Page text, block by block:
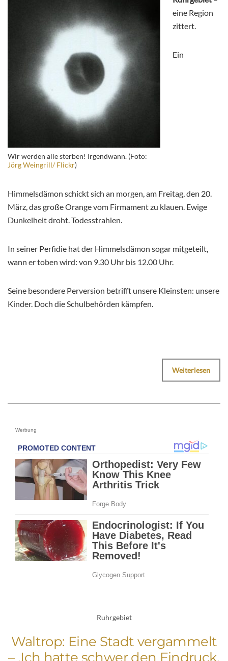
Wir werden alle sterben! Irgendwann. (Foto:
Jörg Weingrill/ Flickr)
eine Region
zittert.
Ein
Himmelsdämon schickt sich an morgen, am Freitag, den 20.
März, das große Orange vom Firmament zu klauen. Ewige
Dunkelheit droht. Todesstrahlen.
In seiner Perfidie hat der Himmelsdämon sogar mitgeteilt,
wann er toben wird: von 9.30 Uhr bis 12.00 Uhr.
Seine besondere Perversion betrifft unsere Kleinsten: unsere
Kinder. Doch die Schulbehörden kämpfen.
Weiterlesen
Werbung
Ruhrgebiet
Waltrop: Eine Stadt vergammelt
– ‚Ich hatte schwer den Eindruck,